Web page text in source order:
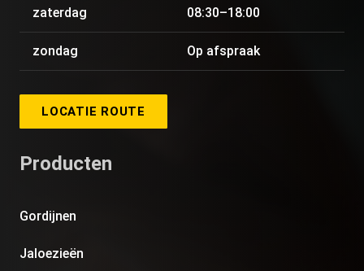
zaterdag 08:30–18:00
zondag Op afspraak
LOCATIE ROUTE
Producten
Gordijnen
Jaloezieën